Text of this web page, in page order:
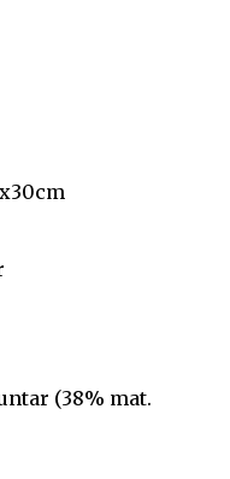
(38% mat.